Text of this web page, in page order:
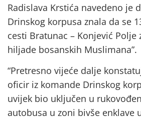
Radislava Krstića navedeno je
Drinskog korpusa znala da se
cesti Bratunac – Konjević Polje
hiljade bosanskih Muslimana”.
“Pretresno vijeće dalje
oficir iz komande Drinskog
uvijek bio uključen u
autobusa u zoni bivše enklave